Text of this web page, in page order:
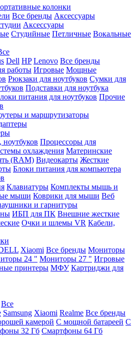
колонки
Все бренды Аксессуары
Аксессуары
Студийные Петличные Вокальные
Dell HP Lenovo Все бренды
работы Игровые Мощные
Рюкзаки для ноутбуков Сумки для
Подставки для ноутбука
питания для ноутбуков Прочие
и маршрутизаторы
Процессоры для
охлаждения Материнские
(RAM) Видеокарты Жесткие
Блоки питания для компьютера
Клавиатуры Комплекты мышь и
мыши Коврики для мыши Веб
и гарнитуры
ИБП для ПК Внешние жесткие
Очки и шлемы VR Кабели,
Xiaomi Все бренды Мониторы
24 " Мониторы 27 " Игровые
принтеры МФУ Картриджи для
Все
Samsung Xiaomi Realme Все бренды
камерой С мощной батареей С
32 Гб Смартфоны 64 Гб